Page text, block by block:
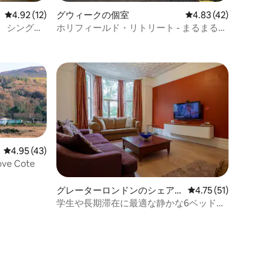
レビュー12件、5つ星中4.92つ星の平均評価
4.92 (12)
ングル
グウィークの個室 レビュー42件、5つ
4.83 (42)
ホリフィールド・リトリート - まるまる貸
レビュー43件、5つ星中4.95つ星の平均評価
4.95 (43)
Cote
グレーターロンドンのシェア
ルーム
レビュー51件、5つ
4.75 (51)
学生や長期滞在に最適な静かな6ベッドの